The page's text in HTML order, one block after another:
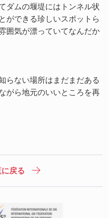
ダムの堰堤にはトンネル状
ができる珍しいスポットら
囲気が漂っていてなんだか
らない場所はまだまだある
がら地元のいいところを再
戻る